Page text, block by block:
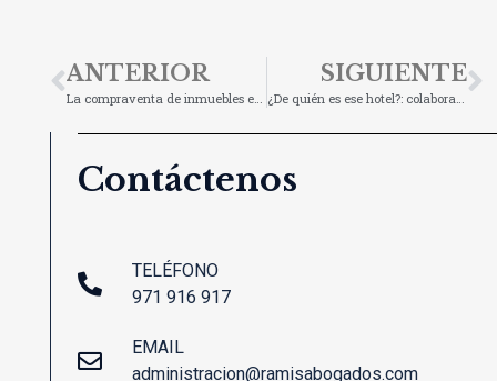
ANTERIOR
La compraventa de inmuebles en un mundo remoto, a cargo de Felipe Herrera Herrera (II)
SIGUIENTE
Contáctenos
TELÉFONO
971 916 917
EMAIL
administracion@ramisabogados.com